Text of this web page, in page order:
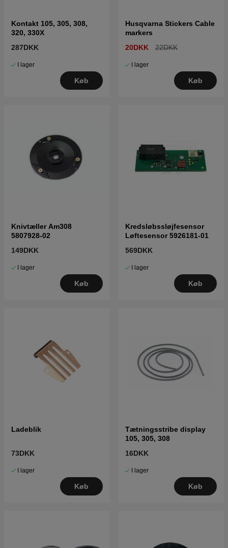
Kontakt 105, 305, 308,
320, 330X
287DKK
I lager
Køb
Husqvarna Stickers Cable
markers
20DKK
22DKK
I lager
Køb
Knivtæller Am308
5807928-02
149DKK
I lager
Køb
Kredsløbssløjfesensor
Løftesensor 5926181-01
569DKK
I lager
Køb
Ladeblik
73DKK
I lager
Køb
Tætningsstribe display
105, 305, 308
16DKK
I lager
Køb